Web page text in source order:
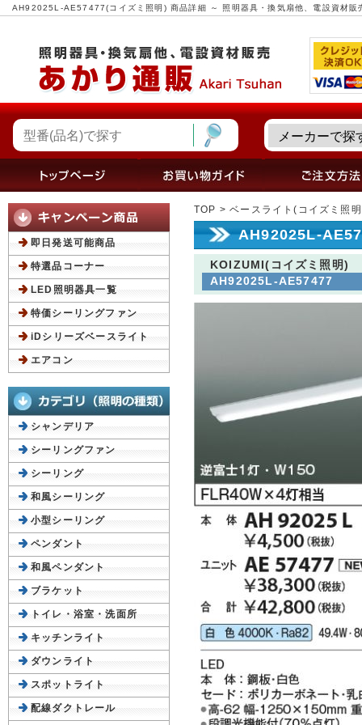
AH92025L-AE57477(コイズミ照明) 商品詳細 ～ 照明器具・換気扇他、電設資材販
TOP >ベースライト(コイズミ照
AH92025L-
KOIZUMI(コイズミ照明)
AH92025L-AE57477
即日発送可能商品
特選品コーナー
LED照明器具一覧
特価シーリングファン
iDシリーズベースライト
エアコン
シャンデリア
シーリングファン
シーリング
和風シーリング
小型シーリング
ペンダント
和風ペンダント
ブラケット
トイレ・浴室・洗面所
キッチンライト
ダウンライト
スポットライト
配線ダクトレール